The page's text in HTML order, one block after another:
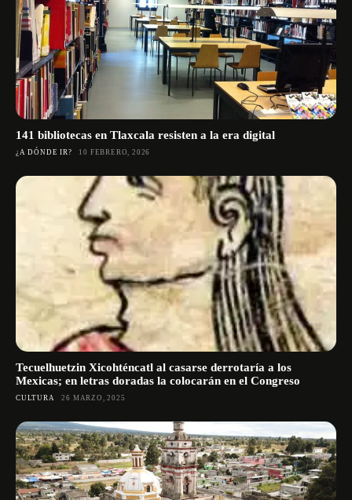
141 bibliotecas en Tlaxcala resisten a la era digital
¿A DÓNDE IR? 10 FEBRERO, 2026
Tecuelhuetzin Xicohténcatl al casarse derrotaría a los
Mexicas; en letras doradas la colocarán en el Congreso
CULTURA 26 MARZO, 2025